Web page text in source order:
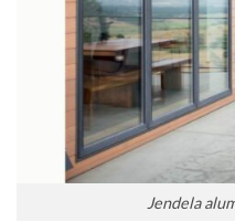
Jendela